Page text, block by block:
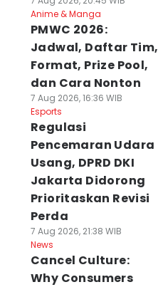
Anime & Manga
PMWC 2026:
Jadwal, Daftar Tim,
Format, Prize Pool,
dan Cara Nonton
7 Aug 2026, 16:36 WIB
Esports
Regulasi
Pencemaran Udara
Usang, DPRD DKI
Jakarta Didorong
Prioritaskan Revisi
Perda
7 Aug 2026, 21:38 WIB
News
Cancel Culture:
Why Consumers